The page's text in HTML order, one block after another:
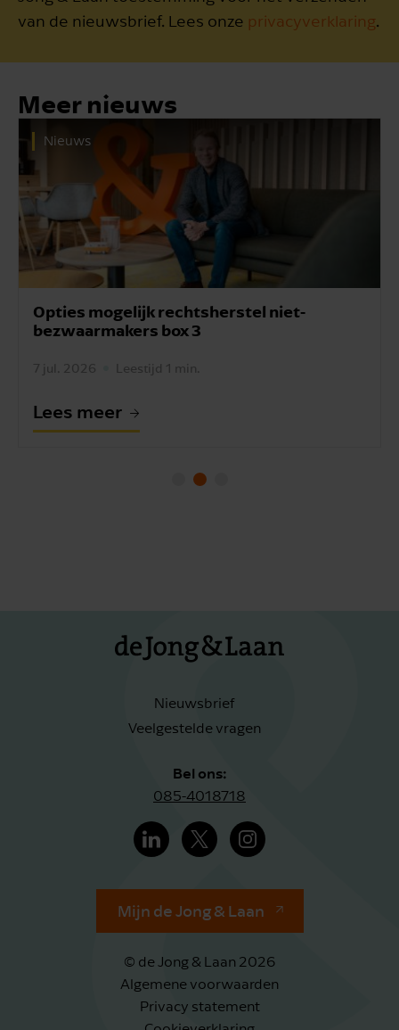
van de nieuwsbrief. Lees onze privacyverklaring.
Meer nieuws
Nieuws
Hypotheekrenteaftrek? Bewaar je oude
aangiften.
7 jul. 2026 Leestijd 1 min.
Lees meer
Nieuwsbrief
Veelgestelde vragen
Bel ons:
085-4018718
Mijn de Jong & Laan
© de Jong & Laan 2026
Algemene voorwaarden
Privacy statement